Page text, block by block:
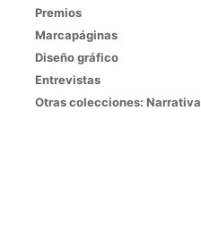
Premios
Marcapáginas
Diseño gráfico
Entrevistas
Otras colecciones: Narrativa